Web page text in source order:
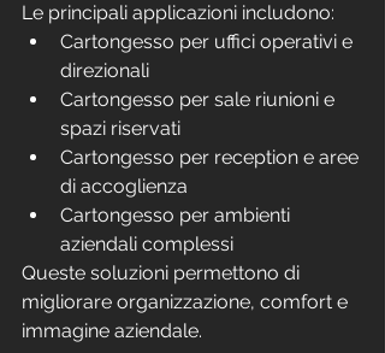
Le principali applicazioni includono:
Cartongesso per uffici operativi e
direzionali
Cartongesso per sale riunioni e
spazi riservati
Cartongesso per reception e aree
di accoglienza
Cartongesso per ambienti
aziendali complessi
Queste soluzioni permettono di
migliorare organizzazione, comfort e
immagine aziendale.